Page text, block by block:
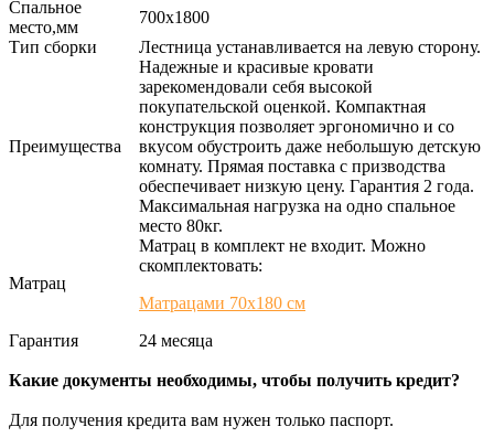
Спальное
место,мм
700х1800
Тип сборки
Лестница устанавливается на левую сторону.
Преимущества
Надежные и красивые кровати
зарекомендовали себя высокой
покупательской оценкой. Компактная
конструкция позволяет эргономично и со
вкусом обустроить даже небольшую детскую
комнату. Прямая поставка с призводства
обеспечивает низкую цену. Гарантия 2 года.
Максимальная нагрузка на одно спальное
место 80кг.
Матрац
Матрац в комплект не входит. Можно
скомплектовать:
Матрацами 70х180 см
Гарантия
24 месяца
Какие документы необходимы, чтобы получить кредит?
Для получения кредита вам нужен только паспорт.